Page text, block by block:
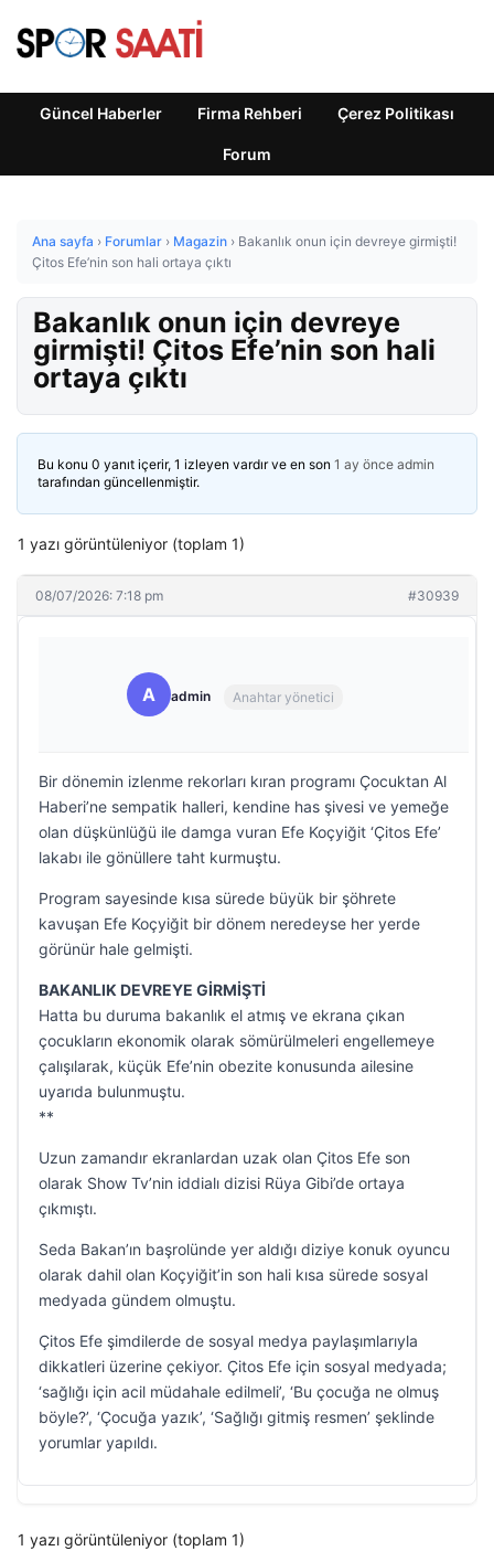
Güncel Haberler Firma Rehberi Çerez Politikası
Forum
Ana sayfa › Forumlar › Magazin › Bakanlık onun için devreye girmişti!
Çitos Efe’nin son hali ortaya çıktı
Bakanlık onun için devreye
girmişti! Çitos Efe’nin son hali
ortaya çıktı
Bu konu 0 yanıt içerir, 1 izleyen vardır ve en son 1 ay önce admin
tarafından güncellenmiştir.
1 yazı görüntüleniyor (toplam 1)
08/07/2026: 7:18 pm #30939
A admin Anahtar yönetici
Bir dönemin izlenme rekorları kıran programı Çocuktan Al
Haberi’ne sempatik halleri, kendine has şivesi ve yemeğe
olan düşkünlüğü ile damga vuran Efe Koçyiğit ‘Çitos Efe’
lakabı ile gönüllere taht kurmuştu.
Program sayesinde kısa sürede büyük bir şöhrete
kavuşan Efe Koçyiğit bir dönem neredeyse her yerde
görünür hale gelmişti.
BAKANLIK DEVREYE GİRMİŞTİ
Hatta bu duruma bakanlık el atmış ve ekrana çıkan
çocukların ekonomik olarak sömürülmeleri engellemeye
çalışılarak, küçük Efe’nin obezite konusunda ailesine
uyarıda bulunmuştu.
**
Uzun zamandır ekranlardan uzak olan Çitos Efe son
olarak Show Tv’nin iddialı dizisi Rüya Gibi’de ortaya
çıkmıştı.
Seda Bakan’ın başrolünde yer aldığı diziye konuk oyuncu
olarak dahil olan Koçyiğit’in son hali kısa sürede sosyal
medyada gündem olmuştu.
Çitos Efe şimdilerde de sosyal medya paylaşımlarıyla
dikkatleri üzerine çekiyor. Çitos Efe için sosyal medyada;
‘sağlığı için acil müdahale edilmeli’, ‘Bu çocuğa ne olmuş
böyle?’, ‘Çocuğa yazık’, ‘Sağlığı gitmiş resmen’ şeklinde
yorumlar yapıldı.
1 yazı görüntüleniyor (toplam 1)